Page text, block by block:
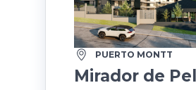
PUERTO MONTT
Mirador de